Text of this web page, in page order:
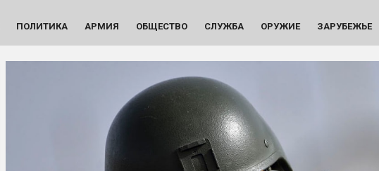
ПОЛИТИКА АРМИЯ ОБЩЕСТВО СЛУЖБА ОРУЖИЕ ЗАРУБЕЖЬЕ